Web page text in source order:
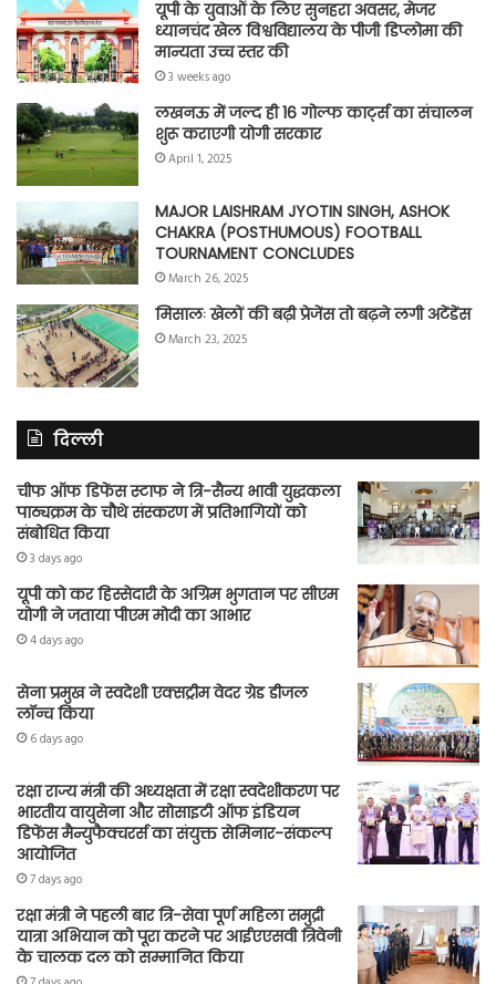
यूपी के युवाओं के लिए सुनहरा अवसर, मेजर
ध्यानचंद खेल विश्वविद्यालय के पीजी डिप्लोमा की
मान्यता उच्च स्तर की
3 weeks ago
लखनऊ में जल्द ही 16 गोल्फ कार्ट्स का संचालन
शुरू कराएगी योगी सरकार
April 1, 2025
MAJOR LAISHRAM JYOTIN SINGH, ASHOK
CHAKRA (POSTHUMOUS) FOOTBALL
TOURNAMENT CONCLUDES
March 26, 2025
मिसालः खेलों की बढ़ी प्रेजेंस तो बढ़ने लगी अटेंडेंस
March 23, 2025
दिल्ली
चीफ ऑफ डिफेंस स्टाफ ने त्रि-सैन्य भावी युद्धकला
पाठ्यक्रम के चौथे संस्करण में प्रतिभागियों को
संबोधित किया
3 days ago
यूपी को कर हिस्सेदारी के अग्रिम भुगतान पर सीएम
योगी ने जताया पीएम मोदी का आभार
4 days ago
सेना प्रमुख ने स्वदेशी एक्सट्रीम वेदर ग्रेड डीजल
लॉन्च किया
6 days ago
रक्षा राज्य मंत्री की अध्यक्षता में रक्षा स्वदेशीकरण पर
भारतीय वायुसेना और सोसाइटी ऑफ इंडियन
डिफेंस मैन्युफैक्चरर्स का संयुक्त सेमिनार-संकल्प
आयोजित
7 days ago
रक्षा मंत्री ने पहली बार त्रि-सेवा पूर्ण महिला समुद्री
यात्रा अभियान को पूरा करने पर आईएएसवी त्रिवेनी
के चालक दल को सम्मानित किया